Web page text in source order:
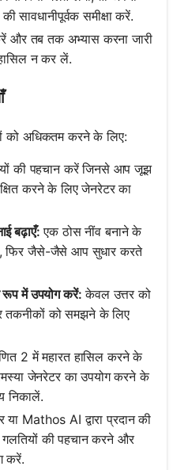
सावधानीपूर्वक समीक्षा करें.
और तब तक अभ्यास करना जारी
न कर लें.
को अधिकतम करने के लिए:
की पहचान करें जिनसे आप जूझ
करने के लिए जेनरेटर का
बढ़ाएँ: एक ठोस नींव बनाने के
फिर जैसे-जैसे आप सुधार करते
रूप में उपयोग करें: केवल उत्तर को
तकनीकों को समझने के लिए
2 में महारत हासिल करने के
जेनरेटर का उपयोग करने के
निकालें.
या Mathos AI द्वारा प्रदान की
गलतियों की पहचान करने और
करें.